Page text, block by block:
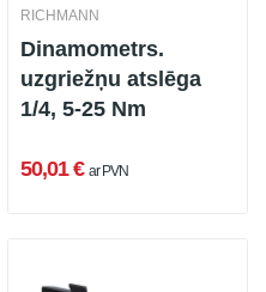
RICHMANN
Dinamometrs.
uzgriežņu atslēga
1/4, 5-25 Nm
50,01 € ar PVN